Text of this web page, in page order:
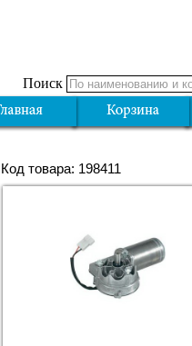
Поиск
Код товара: 198411